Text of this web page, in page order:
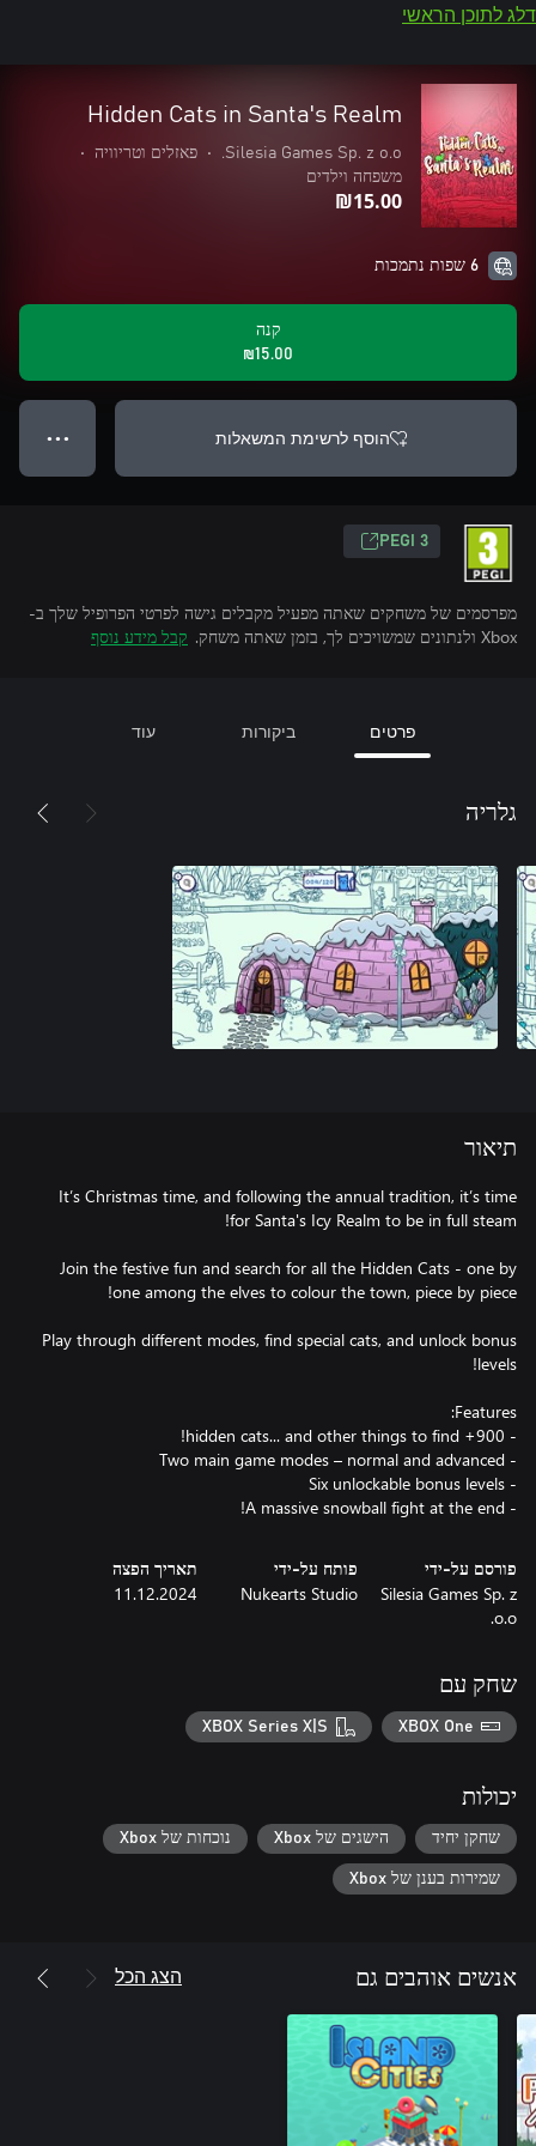
דלג לתוכן הראשי
Hidden Cats in Santa's Realm
Silesia Games Sp. z o.o.
• פאזלים וטריוויה
•
משפחה וילדים
‪₪‎15.00‬
6 שפות נתמכות
קנה
‪₪‎15.00‬
הוסף לרשימת המשאלות ● ● ●
PEGI 3
מפרסמים של משחקים שאתה מפעיל מקבלים גישה לפרטי הפרופיל שלך ב-
Xbox ולנתונים שמשויכים לך, בזמן שאתה משחק.
קבל מידע נוסף
פרטים ביקורות עוד
גלריה
תיאור
It’s Christmas time, and following the annual tradition, it’s time
Join the festive fun and search for all the Hidden Cats - one by
Play through different modes, find special cats, and unlock bonus
- A massive snowball fight at the end!
פורסם על-ידי
Silesia Games Sp. z
o.o.
פותח על-ידי
Nukearts Studio
תאריך הפצה
11.12.2024
שחק עם
XBOX One
XBOX Series X|S
יכולות
שחקן יחיד הישגים של Xbox נוכחות של Xbox
שמירות בענן של Xbox
אנשים אוהבים גם הצג הכל